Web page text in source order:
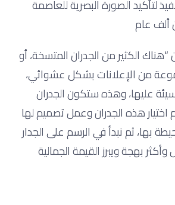
لتأكيد الصورة البصرية للعاصمة
ألف عام
الكثير من الجدران المتسخة، أو
من الإعلانات بشكل عشوائي،
عليها، وهذه ستكون الجدران
اختيار هذه الجدران وعمل تصميم لها
بها، ثم نبدأ في الرسم على الجدار
بهجة ويبرز القيمة الجمالية